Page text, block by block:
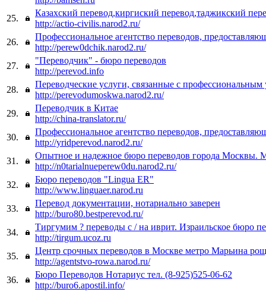
25.
Казахский перевод,киргиский перевод,таджикский
http://actio-civilis.narod2.ru/
26.
Профессиональное агентство переводов,
http://perew0dchik.narod2.ru/
27.
"Переводчик" - бюро переводов
http://perevod.info
28.
Переводческие услуги, связанные с
http://perevodumoskwa.narod2.ru/
29.
Переводчик в Китае
http://china-translator.ru/
30.
Профессиональное агентство переводов,
http://yridperevod.narod2.ru/
31.
Опытное и надежное бюро переводов города Москвы.
http://n0tarialnueperew0du.narod2.ru/
32.
Бюро переводов "Lingua ER"
http://www.linguaer.narod.ru
33.
Перевод документации, нотариально заверен
http://buro80.bestperevod.ru/
34.
Тиргумим ? переводы с / на иврит. Израильское бюро
http://tirgum.ucoz.ru
35.
Центр срочных переводов в Москве метро Марьина
http://agentstvo-rowa.narod.ru/
36.
Бюро Переводов Нотариус тел. (8-925)525-06-62
http://buro6.apostil.info/